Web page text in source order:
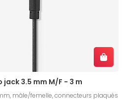
3.5 mm M/F - 3 m
mâle/femelle, connecteurs plaqués